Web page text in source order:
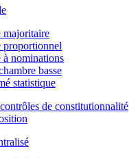
majoritaire
proportionnel
à nominations
basse
statistique
de constitutionnalité